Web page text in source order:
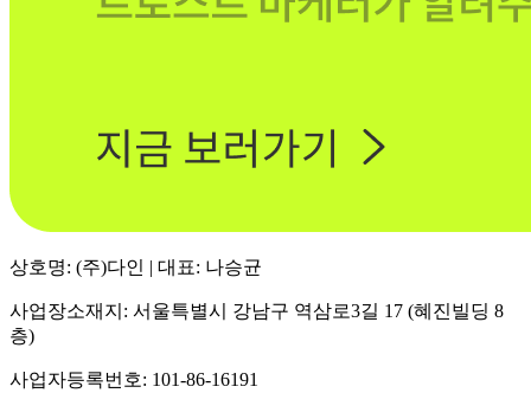
상호명: (주)다인 | 대표: 나승균
사업장소재지: 서울특별시 강남구 역삼로3길 17 (혜진빌딩 8
층)
사업자등록번호: 101-86-16191